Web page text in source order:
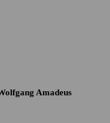
Amadeus